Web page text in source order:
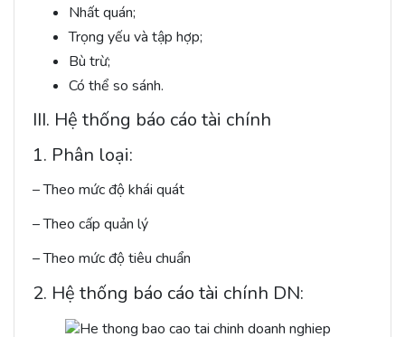
Nhất quán;
Trọng yếu và tập hợp;
Bù trừ;
Có thể so sánh.
III. Hệ thống báo cáo tài chính
1. Phân loại:
– Theo mức độ khái quát
– Theo cấp quản lý
– Theo mức độ tiêu chuẩn
2. Hệ thống báo cáo tài chính DN: